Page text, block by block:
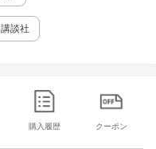
講談社
購入履歴 クーポン